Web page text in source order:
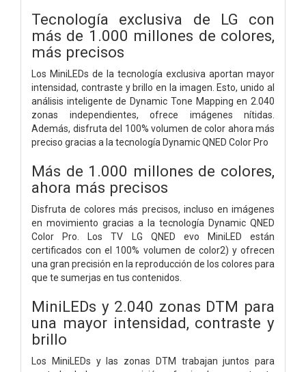
Tecnología exclusiva de LG con
más de 1.000 millones de colores,
más precisos
Los MiniLEDs de la tecnología exclusiva aportan mayor
intensidad, contraste y brillo en la imagen. Esto, unido al
análisis inteligente de Dynamic Tone Mapping en 2.040
zonas independientes, ofrece imágenes nítidas.
Además, disfruta del 100% volumen de color ahora más
preciso gracias a la tecnología Dynamic QNED Color Pro
Más de 1.000 millones de colores,
ahora más precisos
Disfruta de colores más precisos, incluso en imágenes
en movimiento gracias a la tecnología Dynamic QNED
Color Pro. Los TV LG QNED evo MiniLED están
certificados con el 100% volumen de color2) y ofrecen
una gran precisión en la reproducción de los colores para
que te sumerjas en tus contenidos.
MiniLEDs y 2.040 zonas DTM para
una mayor intensidad, contraste y
brillo
Los MiniLEDs y las zonas DTM trabajan juntos para